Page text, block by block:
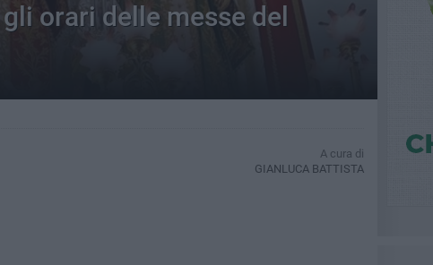
orari delle messe del
A cura di
GIANLUCA BATTISTA